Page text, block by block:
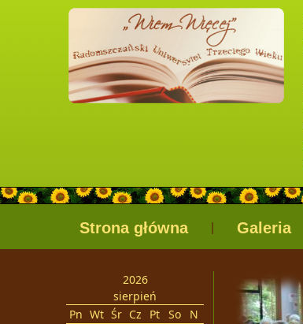
Strona główna Galeria
2026
sierpień
Pn Wt Śr Cz Pt So
N